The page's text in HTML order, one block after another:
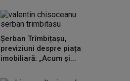
Șerban Trîmbițașu,
previziuni despre piața
imobiliară: „Acum și...